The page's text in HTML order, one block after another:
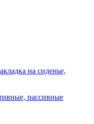
на сиденье,
пассивные